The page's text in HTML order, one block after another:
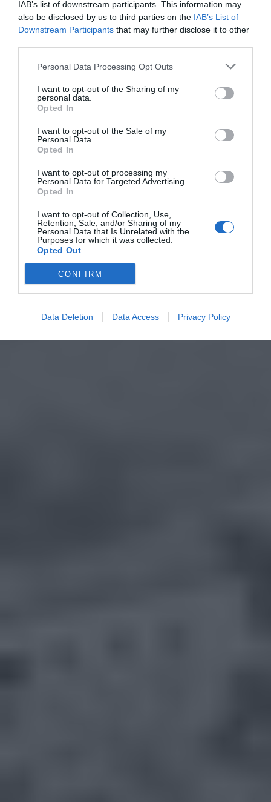
IAB’s list of downstream participants. This information may
also be disclosed by us to third parties on the IAB’s List of
Downstream Participants that may further disclose it to other
Personal Data Processing Opt Outs
I want to opt-out of the Sharing of my
personal data.
Opted In
I want to opt-out of the Sale of my
Personal Data.
Opted In
I want to opt-out of processing my
Personal Data for Targeted Advertising.
Opted In
I want to opt-out of Collection, Use,
Retention, Sale, and/or Sharing of my
Personal Data that Is Unrelated with the
Purposes for which it was collected.
Opted Out
CONFIRM
Data Deletion Data Access Privacy Policy